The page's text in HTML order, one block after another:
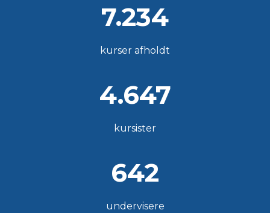
7.234
kurser afholdt
4.694
kursister
676
undervisere